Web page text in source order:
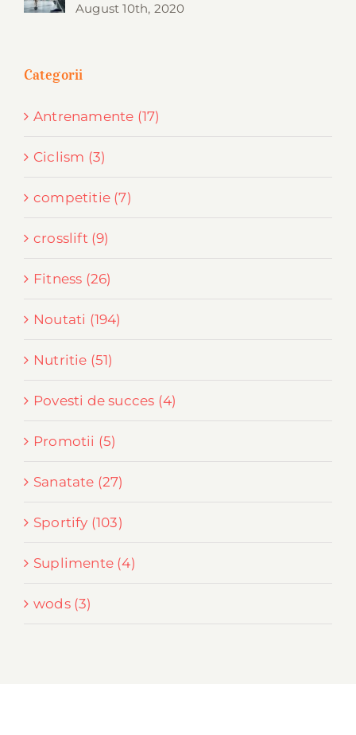
August 10th, 2020
Categorii
Antrenamente (17)
Ciclism (3)
competitie (7)
crosslift (9)
Fitness (26)
Noutati (194)
Nutritie (51)
Povesti de succes (4)
Promotii (5)
Sanatate (27)
Sportify (103)
Suplimente (4)
wods (3)